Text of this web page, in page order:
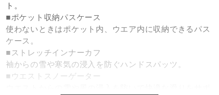
メディカル
ト。
■ポケット収納パスケース
使わないときはポケット内、ウエア内に収納できるパス
ケース。
■ストレッチインナーカフ
袖からの雪や寒気の浸入を防ぐハンドスパッツ。
■ウエストスノーゲーター